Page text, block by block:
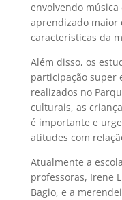
envolvendo
aprendizado maior
características da
Além disso, os
participação super
realizados no
culturais, as
é importante e
atitudes com
Atualmente a
professoras, Irene
Bagio, e a